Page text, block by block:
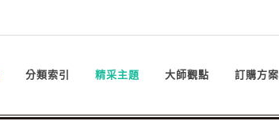
分類索引 精采主題 大師觀點 訂購方案